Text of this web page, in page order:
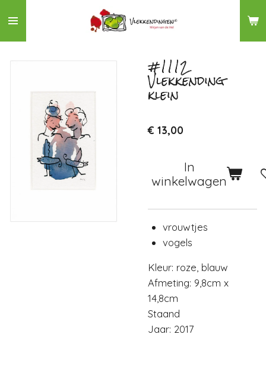
direct
naar
de
#1112
Vlekkending
klein
€ 13,00
In
winkelwagen
vrouwtjes
vogels
Kleur: roze, blauw
Afmeting: 9,8cm x
14,8cm
Staand
Jaar: 2017